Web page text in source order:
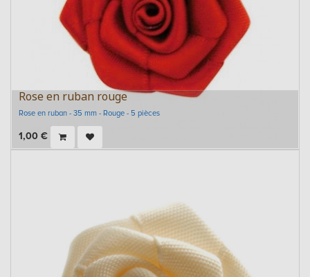
Rose en ruban rouge
Rose en ruban - 35 mm - Rouge - 5 pièces
1,00 €